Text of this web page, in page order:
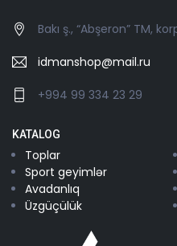
Bakı ş., “Abşeron” TM,
idmanshop@mail.ru
+994 99 334 23 29
KATALOG
Toplar
Sport geyimlər
Avadanlıq
Üzgüçülük